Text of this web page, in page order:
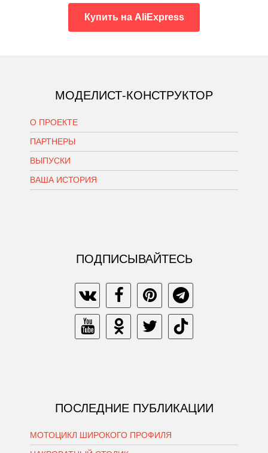
Купить на AliExpress
МОДЕЛИСТ-КОНСТРУКТОР
О ПРОЕКТЕ
ПАРТНЕРЫ
ВЫПУСКИ
ВАША ИСТОРИЯ
ПОДПИСЫВАЙТЕСЬ
ПОСЛЕДНИЕ ПУБЛИКАЦИИ
МОТОЦИКЛ ШИРОКОГО ПРОФИЛЯ